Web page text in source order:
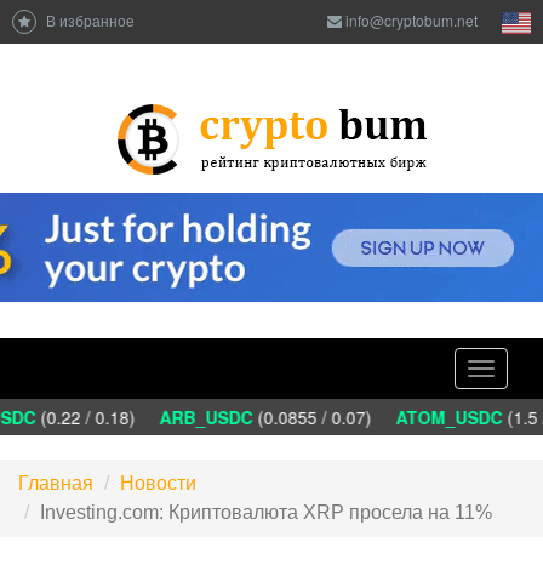
В избранное info@cryptobum.net
Toggle
(0.22 / 0.18) ARB_USDC(0.0855 / 0.07) ATOM_USDC(1.5
Главная
Новости
Investing.com: Криптовалюта XRP просела на 11%